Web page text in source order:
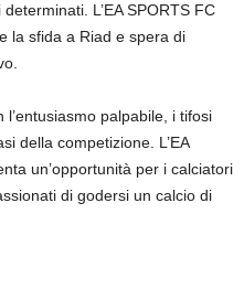
L’EA SPORTS FC
la sfida a Riad e spera di
l’entusiasmo palpabile, i tifosi
della competizione. L’EA
un’opportunità per i calciatori
di godersi un calcio di